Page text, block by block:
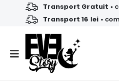
Transport Gratuit •
Transport 16 lei •